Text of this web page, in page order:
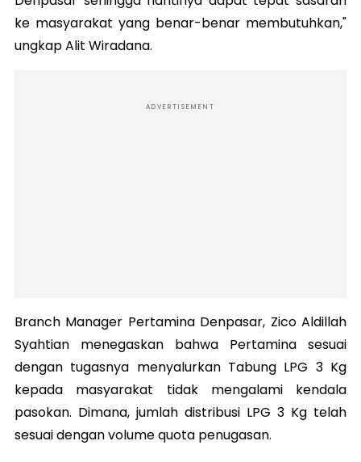
ke masyarakat yang benar-benar membutuhkan,"
ungkap Alit Wiradana.
ADVERTISEMENT
Branch Manager Pertamina Denpasar, Zico Aldillah
Syahtian menegaskan bahwa Pertamina sesuai
dengan tugasnya menyalurkan Tabung LPG 3 Kg
kepada masyarakat tidak mengalami kendala
pasokan. Dimana, jumlah distribusi LPG 3 Kg telah
sesuai dengan volume quota penugasan.